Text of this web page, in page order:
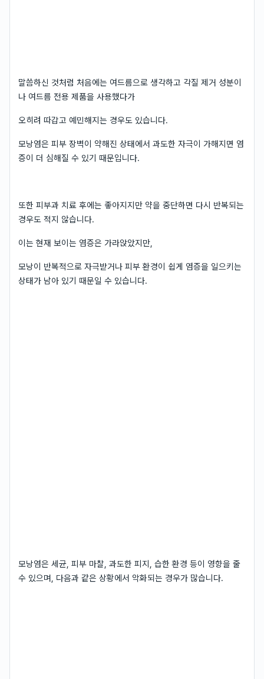
말씀하신 것처럼 처음에는 여드름으로 생각하고 각질 제거 성분이
나 여드름 전용 제품을 사용했다가
오히려 따갑고 예민해지는 경우도 있습니다.
모낭염은 피부 장벽이 약해진 상태에서 과도한 자극이 가해지면 염
증이 더 심해질 수 있기 때문입니다.
또한 피부과 치료 후에는 좋아지지만 약을 중단하면 다시 반복되는
경우도 적지 않습니다.
이는 현재 보이는 염증은 가라앉았지만,
모낭이 반복적으로 자극받거나 피부 환경이 쉽게 염증을 일으키는
상태가 남아 있기 때문일 수 있습니다.
모낭염은 세균, 피부 마찰, 과도한 피지, 습한 환경 등이 영향을 줄
수 있으며, 다음과 같은 상황에서 악화되는 경우가 많습니다.